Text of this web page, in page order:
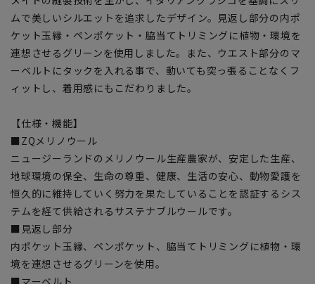
ムで美しいシルエットを追求したデザイン。見返し部分の内ポ
ケット玉縁・ペンポケット・脇当てトリミングに植物・環境を
連想させるグリーンを使用しました。また、ウエスト部分のマ
ーベルトにタックを入れる事で、動いても突っ張ることなくフ
ィットし、着用感にもこだわりました。
【仕様・機能】
■ZQメリノウール
ニュージーランドのメリノウール生産農家が、安定した生産、
地球環境の保全、生命の尊重、健康、生活の安心、動物愛護を
恒久的に維持していく努力を果たしていることを認証するシス
テムを経て供給されるサステナブルウールです。
■見返し部分
内ポケット玉縁、ペンポケット、脇当てトリミングに植物・環
境を連想させるグリーンを使用。
■マーベルト